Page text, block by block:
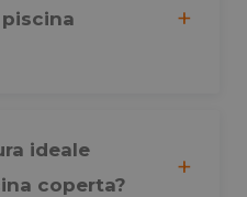
ideale
coperta?